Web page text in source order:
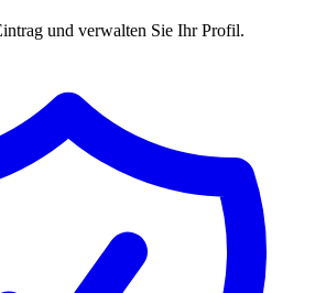
und verwalten Sie Ihr Profil.